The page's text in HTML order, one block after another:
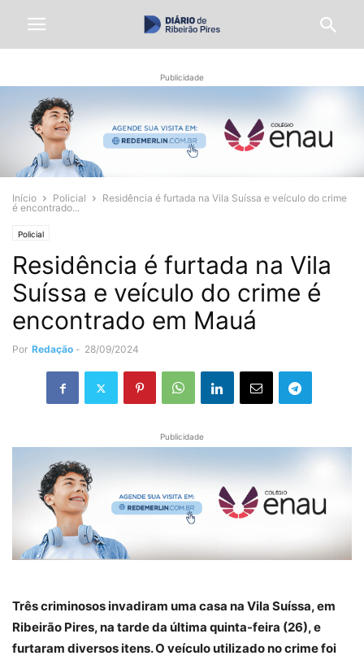
Publicidade
Início Policial
Residência é furtada na Vila Suíssa e veículo do crime
é encontrado...
Policial
Residência é furtada na Vila
Suíssa e veículo do crime é
encontrado em Mauá
Por Redação - 28/09/2024
Publicidade
Três criminosos invadiram uma casa na Vila Suíssa, em
Ribeirão Pires, na tarde da última quinta-feira (26), e
furtaram diversos itens. O veículo utilizado no crime foi